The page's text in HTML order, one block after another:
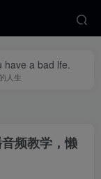
have a bad lfe.
人生
频教学，懒